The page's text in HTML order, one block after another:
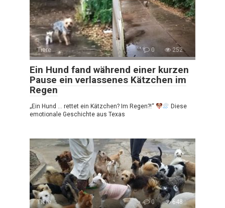
Tiere 0 252
Ein Hund fand während einer kurzen
Pause ein verlassenes Kätzchen im
Regen
„Ein Hund … rettet ein Kätzchen? Im Regen?!“
Diese
emotionale Geschichte aus Texas
Tiere 0 648